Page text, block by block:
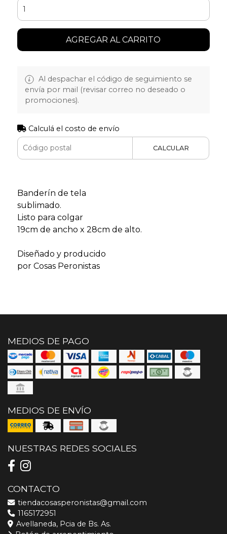
AGREGAR AL CARRITO
Al despachar el código de seguimiento se
envía por mail (revisar correo no deseado o
promociones).
Calculá el costo de envío
CALCULAR
Banderín de tela
sublimado.
Listo para colgar
19cm de ancho x 28cm de alto.
Diseñado y producido
por Cosas Peronistas
MEDIOS DE PAGO
MEDIOS DE ENVÍO
NUESTRAS REDES SOCIALES
CONTACTO
tiendacosasperonistas@gmail.com
1165172951
Avellaneda, Pcia de Bs. As.